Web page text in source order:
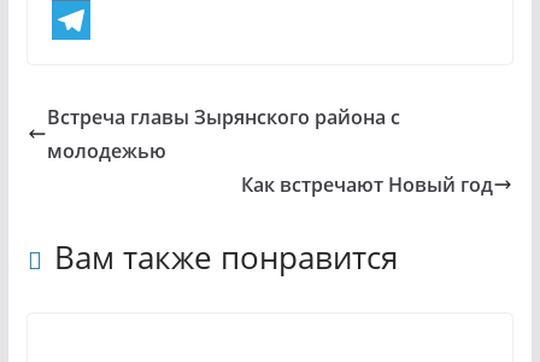
d
s
V
r
Встреча главы Зырянского района с
молодежью
Как встречают Новый год
Вам также понравится